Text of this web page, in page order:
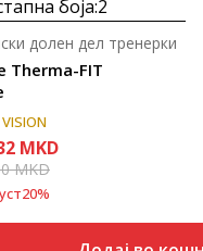
боја:2
Therma-FIT
долен дел тренерки
MKD
MKD
20%